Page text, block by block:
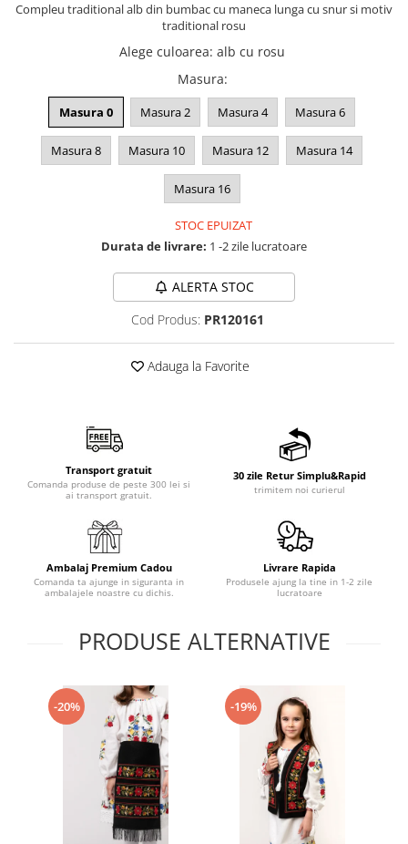
Compleu traditional alb din bumbac cu maneca lunga cu snur si motiv
traditional rosu
Alege culoarea: alb cu rosu
Masura:
Masura 0 Masura 2 Masura 4 Masura 6
Masura 8 Masura 10 Masura 12 Masura 14
Masura 16
STOC EPUIZAT
Durata de livrare: 1 -2 zile lucratoare
ALERTA STOC
Cod Produs: PR120161
Adauga la Favorite
Transport gratuit
Comanda produse de peste 300 lei si
ai transport gratuit.
30 zile Retur Simplu&Rapid
trimitem noi curierul
Ambalaj Premium Cadou
Comanda ta ajunge in siguranta in
ambalajele noastre cu dichis.
Livrare Rapida
Produsele ajung la tine in 1-2 zile
lucratoare
PRODUSE ALTERNATIVE
-20% -19%